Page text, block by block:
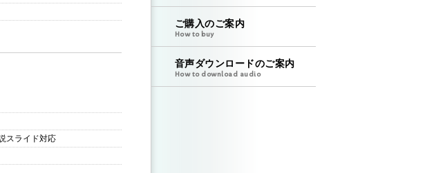
スライド対応
ご購入のご案内
How to buy
音声ダウンロードのご案内
How to download audio